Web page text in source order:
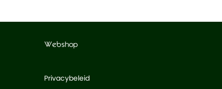
Webshop
Privacybeleid